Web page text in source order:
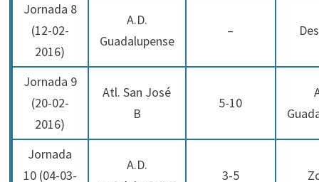
Jornada 8
(12-02-
2016)
A.D.
Guadalupense
–
Jornada 9
(20-02-
2016)
Atl. San José
B
5-10
Jornada
10 (04-03-
A.D.
3-5